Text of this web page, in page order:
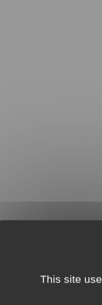
This site